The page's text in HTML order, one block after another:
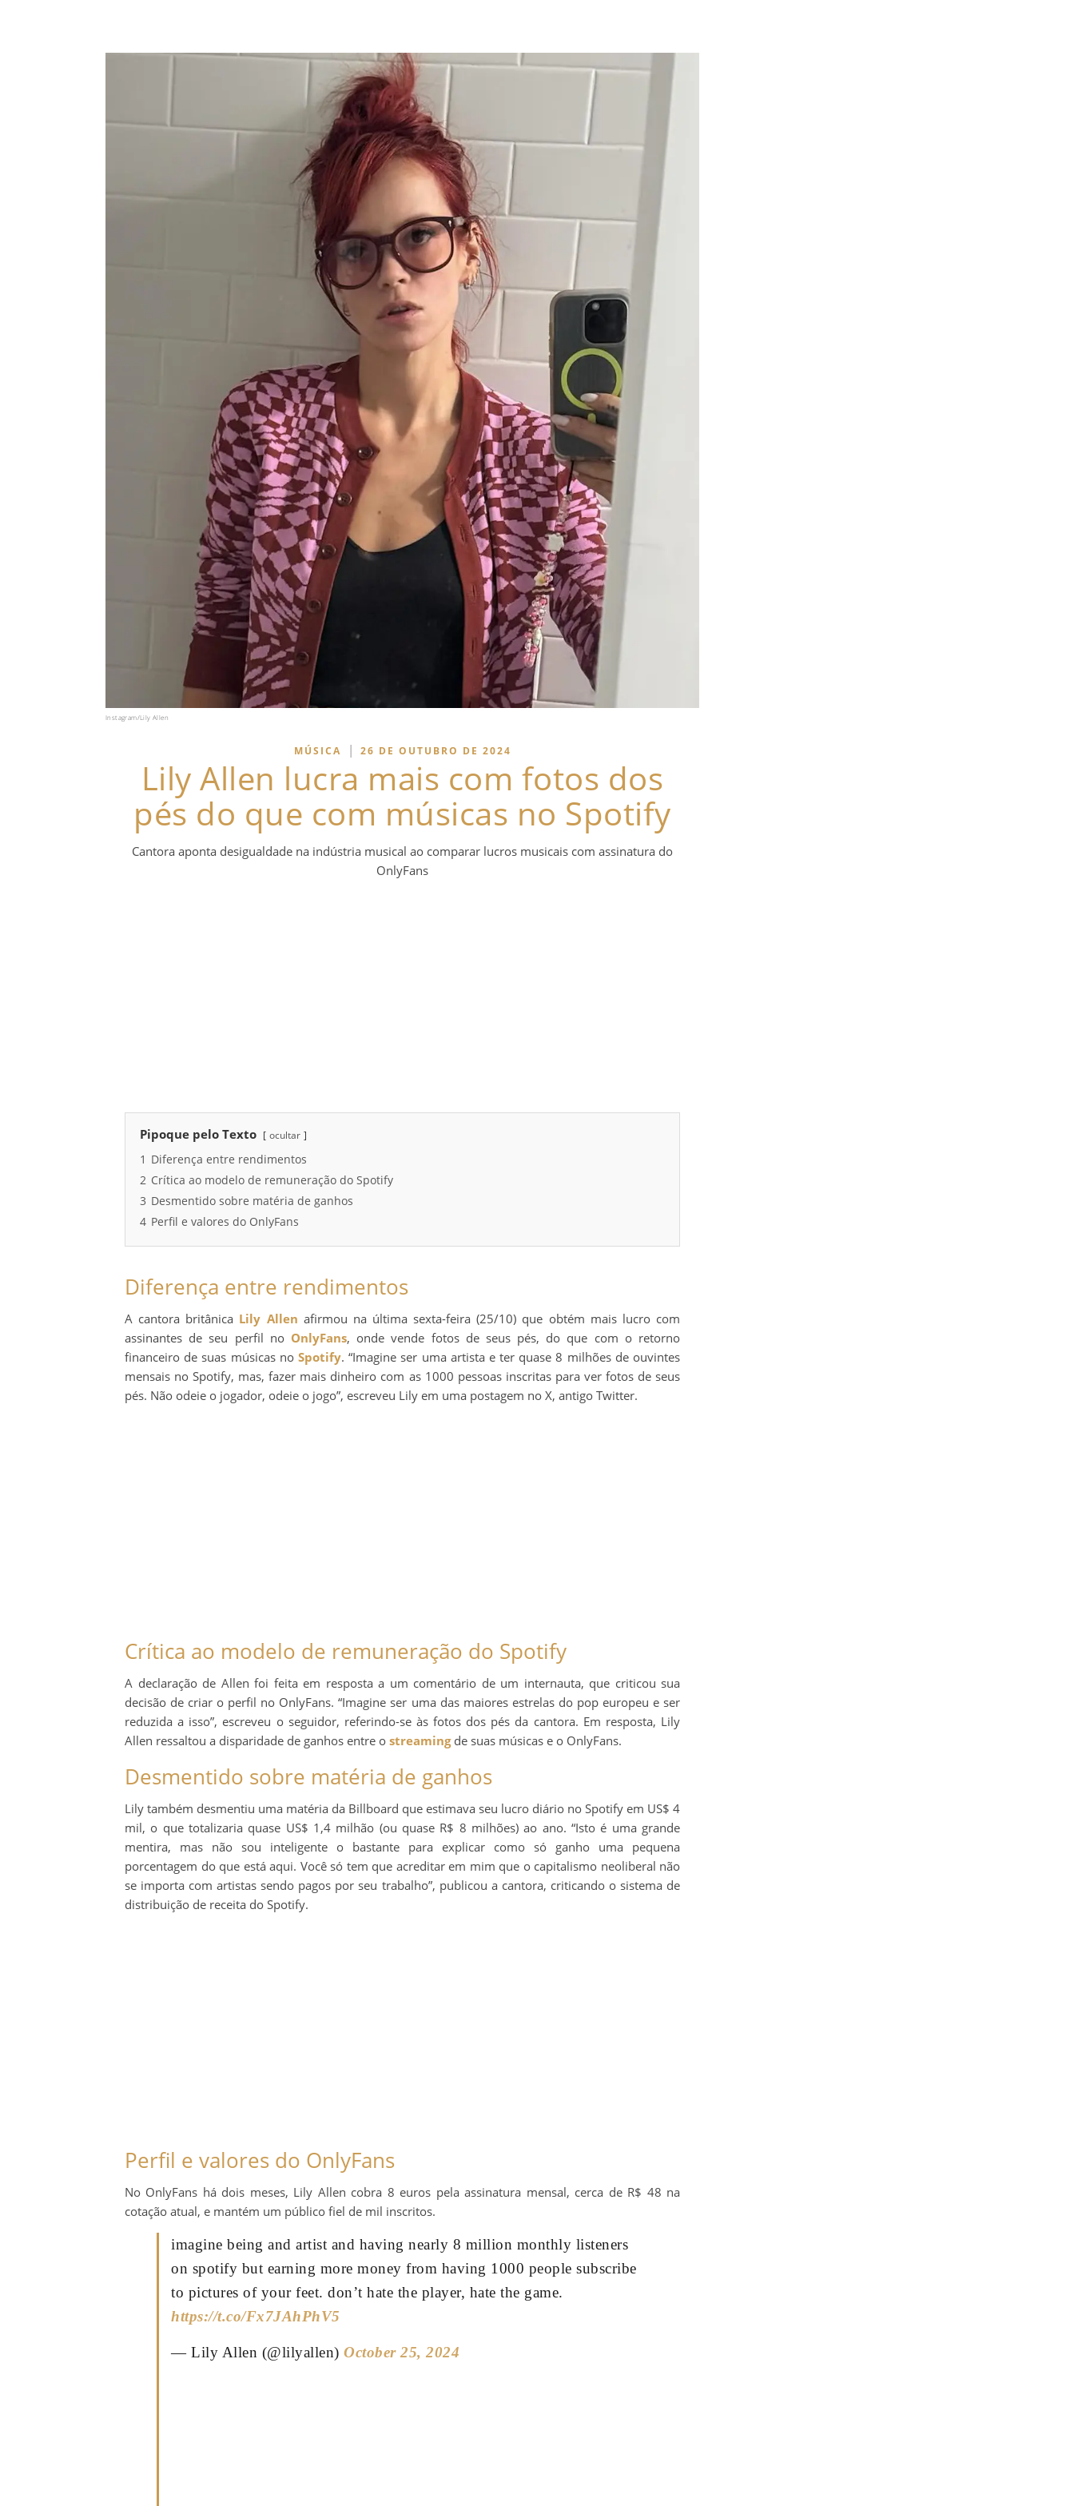
Instagram/Lily Allen
MÚSICA | 26 DE OUTUBRO DE 2024
Lily Allen lucra mais com fotos dos
pés do que com músicas no Spotify
Cantora aponta desigualdade na indústria musical ao comparar lucros musicais com assinatura do
OnlyFans
Pipoque pelo Texto ocultar
1 Diferença entre rendimentos
2 Crítica ao modelo de remuneração do Spotify
3 Desmentido sobre matéria de ganhos
4 Perfil e valores do OnlyFans
Diferença entre rendimentos
A cantora britânica Lily Allen afirmou na última sexta-feira (25/10) que obtém mais lucro com
assinantes de seu perfil no OnlyFans, onde vende fotos de seus pés, do que com o retorno
financeiro de suas músicas no Spotify. “Imagine ser uma artista e ter quase 8 milhões de ouvintes
mensais no Spotify, mas, fazer mais dinheiro com as 1000 pessoas inscritas para ver fotos de seus
pés. Não odeie o jogador, odeie o jogo”, escreveu Lily em uma postagem no X, antigo Twitter.
Crítica ao modelo de remuneração do Spotify
A declaração de Allen foi feita em resposta a um comentário de um internauta, que criticou sua
decisão de criar o perfil no OnlyFans. “Imagine ser uma das maiores estrelas do pop europeu e ser
reduzida a isso”, escreveu o seguidor, referindo-se às fotos dos pés da cantora. Em resposta, Lily
Allen ressaltou a disparidade de ganhos entre o streamingde suas músicas e o OnlyFans.
Desmentido sobre matéria de ganhos
Lily também desmentiu uma matéria da Billboard que estimava seu lucro diário no Spotify em US$ 4
mil, o que totalizaria quase US$ 1,4 milhão (ou quase R$ 8 milhões) ao ano. “Isto é uma grande
mentira, mas não sou inteligente o bastante para explicar como só ganho uma pequena
porcentagem do que está aqui. Você só tem que acreditar em mim que o capitalismo neoliberal não
se importa com artistas sendo pagos por seu trabalho”, publicou a cantora, criticando o sistema de
distribuição de receita do Spotify.
Perfil e valores do OnlyFans
No OnlyFans há dois meses, Lily Allen cobra 8 euros pela assinatura mensal, cerca de R$ 48 na
cotação atual, e mantém um público fiel de mil inscritos.
imagine being and artist and having nearly 8 million monthly listeners
on spotify but earning more money from having 1000 people subscribe
to pictures of your feet. don’t hate the player, hate the game.
https://t.co/Fx7JAhPhV5
— Lily Allen (@lilyallen) October 25, 2024